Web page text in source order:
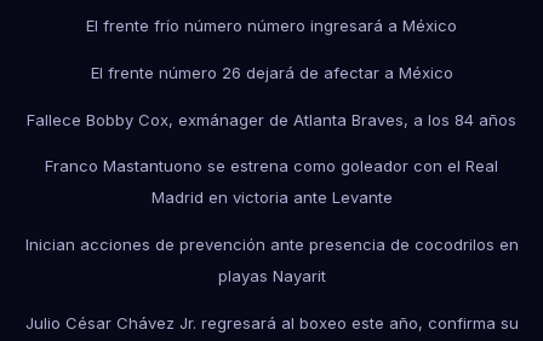
El frente frío número número ingresará a México
El frente número 26 dejará de afectar a México
Fallece Bobby Cox, exmánager de Atlanta Braves, a los 84 años
Franco Mastantuono se estrena como goleador con el Real
Madrid en victoria ante Levante
Inician acciones de prevención ante presencia de cocodrilos en
playas Nayarit
Julio César Chávez Jr. regresará al boxeo este año, confirma su